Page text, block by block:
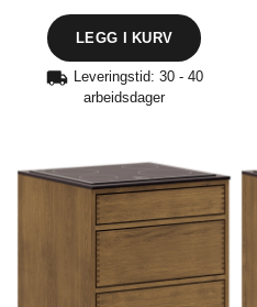
Leveringstid: 30 - 40
arbeidsdager